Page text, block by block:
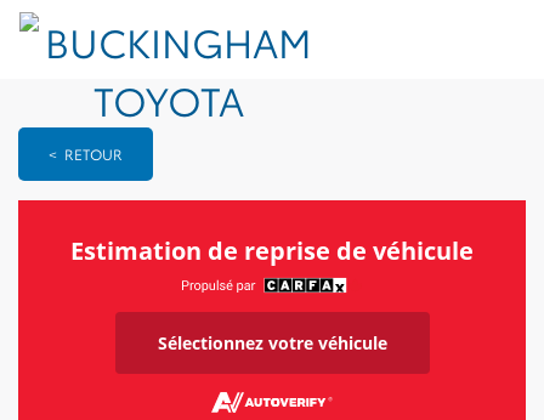
< RETOUR
Estimation de reprise de véhicule
Sélectionnez votre véhicule